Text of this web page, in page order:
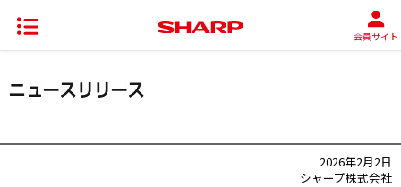
会員サイト
2026年2月2日
シャープ株式会社